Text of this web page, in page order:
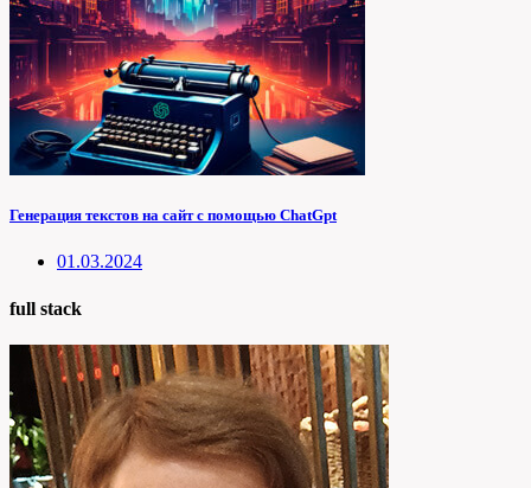
Генерация текстов на сайт с помощью ChatGpt
01.03.2024
full stack